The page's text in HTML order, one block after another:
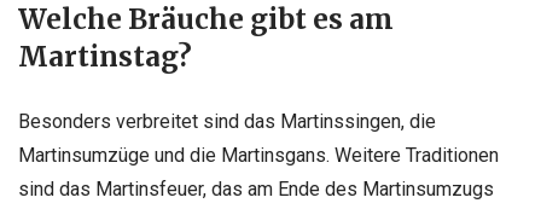
Welche Bräuche gibt es am
Martinstag?
Besonders verbreitet sind das Martinssingen, die
Martinsumzüge und die Martinsgans. Weitere Traditionen
sind das Martinsfeuer, das am Ende des Martinsumzugs